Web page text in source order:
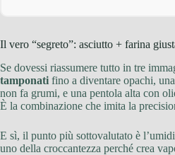
Il vero “segreto”: asciutto + farina
Se dovessi riassumere tutto in tre
tamponati fino a diventare opachi, una
non fa grumi, e una pentola alta con
È la combinazione che imita la
E sì, il punto più sottovalutato è
uno della croccantezza perché crea